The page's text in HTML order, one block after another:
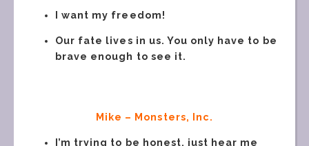
I want my freedom!
Our fate lives in us. You only have to be
brave enough to see it.
Mike – Monsters, Inc.
I’m trying to be honest, just hear me